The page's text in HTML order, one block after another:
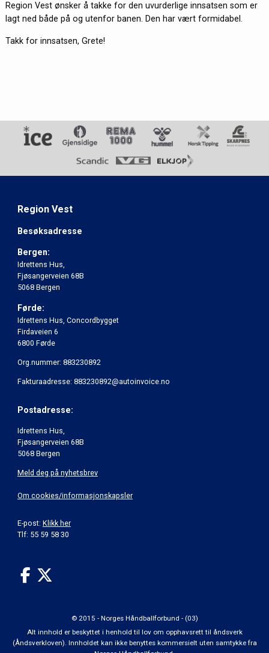
Region Vest ønsker å takke for den uvurderlige innsatsen som er
lagt ned både på og utenfor banen. Den har vært formidabel.
Takk for innsatsen, Grete!
Region Vest
Besøksadresse
Bergen:
Idrettens Hus,
Fjøsangerveien 68B
5068 Bergen
Førde:
Idrettens Hus, Concordbygget
Firdaveien 6
6800 Førde
Org.nummer: 883230892
Fakturaadresse: 883230892@autoinvoice.no
Postadresse:
Idrettens Hus,
Fjøsangerveien 68B
5068 Bergen
Meld deg på nyhetsbrev
Om cookies/informasjonskapsler
E-post: Klikk her
Tlf: 55 59 58 30
© 2015 - Norges Håndballforbund - (03)
Alt innhold er beskyttet i henhold til lov om opphavsrett til åndsverk
(Åndsverkloven). Innholdet kan ikke benyttes kommersielt uten samtykke fra